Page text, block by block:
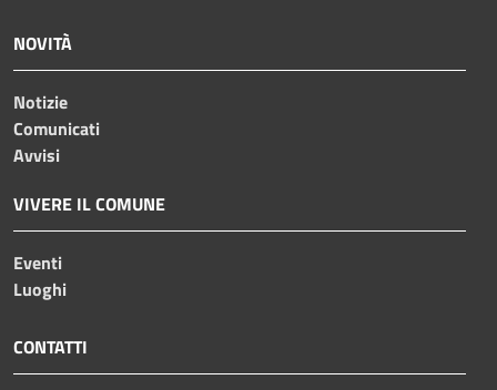
NOVITÀ
Notizie
Comunicati
Avvisi
VIVERE IL COMUNE
Eventi
Luoghi
CONTATTI